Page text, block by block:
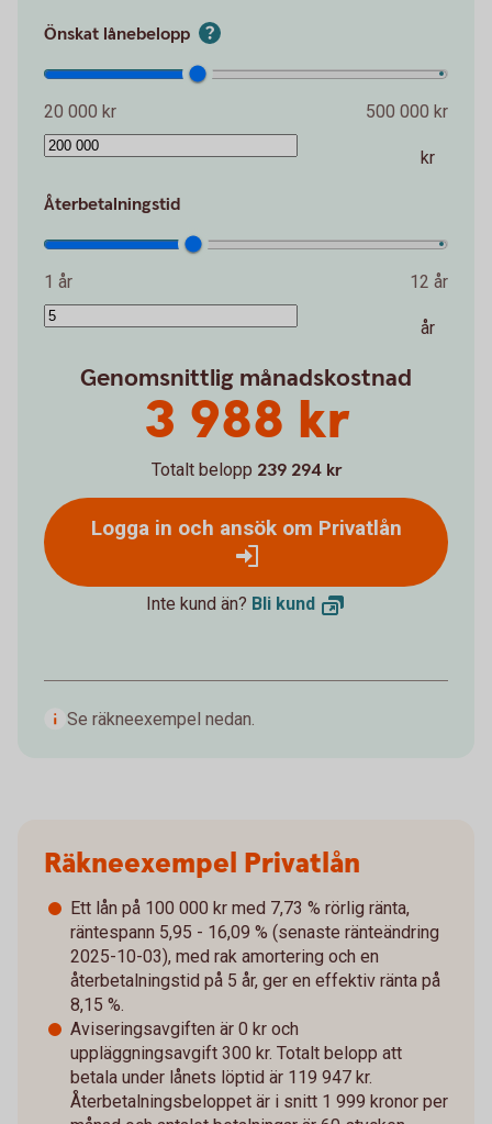
Önskat lånebelopp
20 000 kr 500 000 kr
kr
Återbetalningstid
1 år 12 år
år
Genomsnittlig månadskostnad
3 988 kr
Totalt belopp 239 294 kr
Logga in och ansök om Privatlån
Inte kund än? Bli kund
Se räkneexempel nedan.
Räkneexempel Privatlån
Ett lån på 100 000 kr med 7,73 % rörlig ränta,
räntespann 5,95 - 16,09 % (senaste ränteändring
2025-10-03), med rak amortering och en
återbetalningstid på 5 år, ger en effektiv ränta på
8,15 %.
Aviseringsavgiften är 0 kr och
uppläggningsavgift 300 kr. Totalt belopp att
betala under lånets löptid är 119 947 kr.
Återbetalningsbeloppet är i snitt 1 999 kronor per